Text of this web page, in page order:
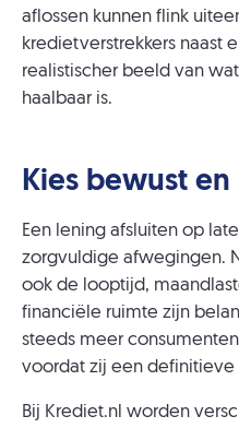
aflossen kunnen flink
kredietverstrekkers naast
realistischer beeld van
haalbaar is.
Kies bewust
Een lening afsluiten op
zorgvuldige afwegingen.
ook de looptijd,
financiële ruimte zijn
steeds meer
voordat zij een definitieve
Bij Krediet.nl worden